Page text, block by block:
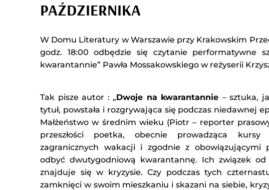
PAŹDZIERNIKA
W Domu Literatury w Warszawie przy Krakowskim
godz. 18:00 odbędzie się czytanie performatywne
kwarantannie” Pawła Mossakowskiego w reżyserii
Tak pisze autor : „Dwoje na kwarantannie – sztuka,
tytuł, powstała i rozgrywająca się podczas niedawnej
Małżeństwo w średnim wieku (Piotr – reporter
przeszłości poetka, obecnie prowadząca
zagranicznych wakacji i zgodnie z obowiązującymi
odbyć dwutygodniową kwarantannę. Ich związek od
znajduje się w kryzysie. Czy podczas tych
zamknięci w swoim mieszkaniu i skazani na siebie,